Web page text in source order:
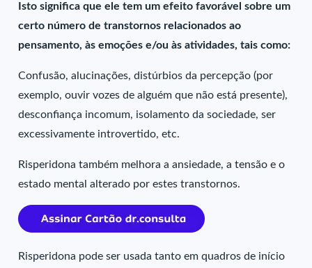
Isto significa que ele tem um efeito favorável sobre um
certo número de transtornos relacionados ao
pensamento, às emoções e/ou às atividades, tais como:
Confusão, alucinações, distúrbios da percepção (por
exemplo, ouvir vozes de alguém que não está presente),
desconfiança incomum, isolamento da sociedade, ser
excessivamente introvertido, etc.
Risperidona também melhora a ansiedade, a tensão e o
estado mental alterado por estes transtornos.
Risperidona pode ser usada tanto em quadros de início